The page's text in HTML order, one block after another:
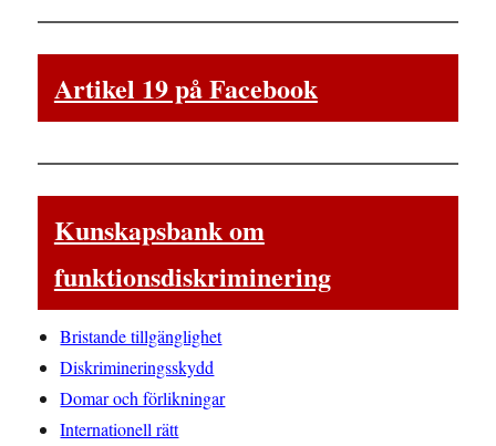
Artikel 19 på Facebook
Kunskapsbank om
funktionsdiskriminering
Bristande tillgänglighet
Diskrimineringsskydd
Domar och förlikningar
Internationell rätt